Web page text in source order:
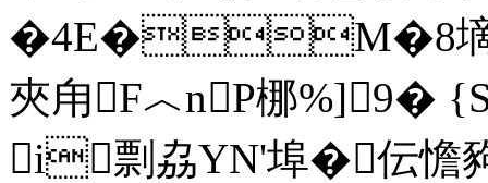
�4E�M�8墑
夾甪F︿nP梛%]9�
i剽劦YN'埠�伝